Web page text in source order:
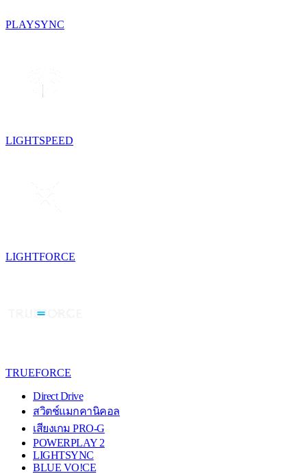
PLAYSYNC
LIGHTSPEED
LIGHTFORCE
TRUEFORCE
Direct Drive
สวิตช์แมกคานิคอล
เสียงเกม PRO-G
POWERPLAY 2
LIGHTSYNC
BLUE VO!CE